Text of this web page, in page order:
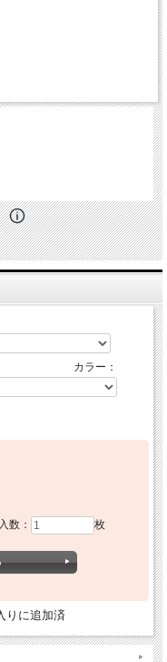
カラー：
数： 枚
りに追加済